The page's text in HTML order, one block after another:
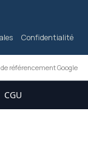
Confidentialité
référencement Google
CGU